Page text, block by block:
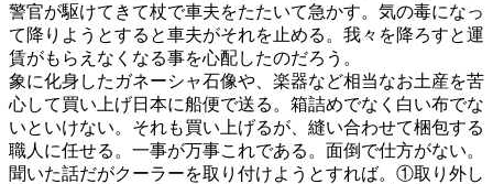
警官が駆けてきて杖で車夫をたたいて急かす。気の毒になっ
て降りようとすると車夫がそれを止める。我々を降ろすと運
賃がもらえなくなる事を心配したのだろう。
象に化身したガネーシャ石像や、楽器など相当なお土産を苦
心して買い上げ日本に船便で送る。箱詰めでなく白い布でな
いといけない。それも買い上げるが、縫い合わせて梱包する
職人に任せる。一事が万事これである。面倒で仕方がない。
聞いた話だがクーラーを取り付けようとすれば。①取り外し